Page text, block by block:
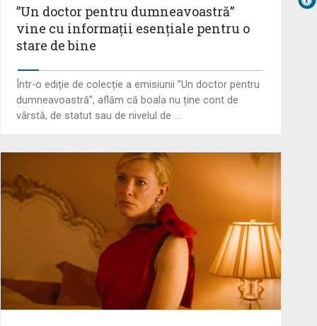
În direct şi în ...
„Frații Jderi”, superproducția
inspirată din opera lui Mihail
Sadoveanu, la ...
o stare ...
Serialul „Toate pânzele sus!” ne
umple duminicile de aventură, la
TVR 2
Piesa „Un actor grăbit” a Laurei
Stoica – prima în topul
preferinţelor ...
”Un doctor pentru dumneavoastră”
vine cu informații esențiale pentru o
stare de bine
Într-o ediţie de colecție a emisiunii ”Un doctor pentru
dumneavoastră”, aflăm că boala nu ține cont de
vârstă, de statut sau de nivelul de ...